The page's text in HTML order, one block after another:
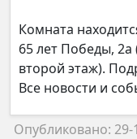
Комната
65 лет Победы,
второй этаж).
Все новости и
Опубликовано: 29-